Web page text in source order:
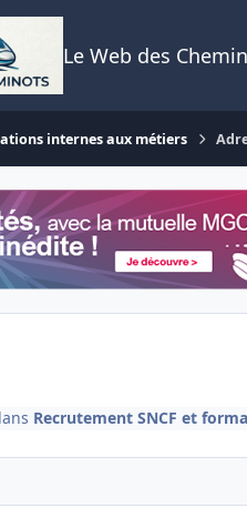
Le Web des
internes aux métiers
Recrutement SNCF et